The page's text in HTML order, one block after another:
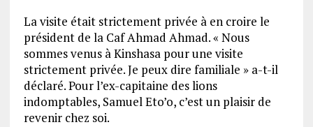
La visite était strictement privée à en croire le
président de la Caf Ahmad Ahmad. « Nous
sommes venus à Kinshasa pour une visite
strictement privée. Je peux dire familiale » a-t-il
déclaré. Pour l’ex-capitaine des lions
indomptables, Samuel Eto’o, c’est un plaisir de
revenir chez soi.